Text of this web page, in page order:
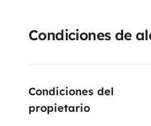
Condiciones de
Condiciones del
propietario